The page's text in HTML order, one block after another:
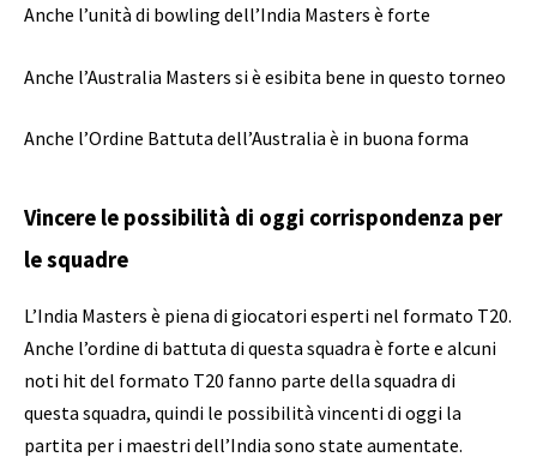
Anche l’unità di bowling dell’India Masters è forte
Anche l’Australia Masters si è esibita bene in questo torneo
Anche l’Ordine Battuta dell’Australia è in buona forma
Vincere le possibilità di oggi corrispondenza per
le squadre
L’India Masters è piena di giocatori esperti nel formato T20.
Anche l’ordine di battuta di questa squadra è forte e alcuni
noti hit del formato T20 fanno parte della squadra di
questa squadra, quindi le possibilità vincenti di oggi la
partita per i maestri dell’India sono state aumentate.